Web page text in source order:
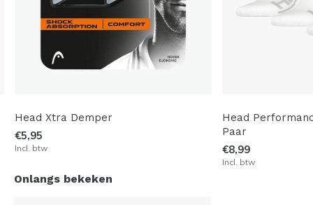
Head Xtra Demper
€5,95
Incl. btw
Head
Paar
€8,99
Incl. btw
Onlangs bekeken